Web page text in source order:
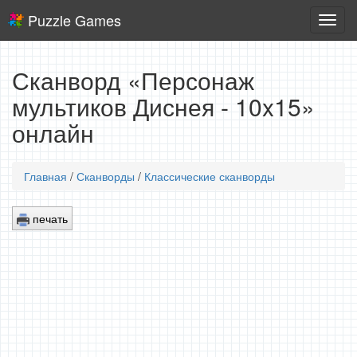
игры
Puzzle Games
Сканворд «Персонаж
мультиков Диснея - 10x15»
онлайн
Главная / Сканворды / Классические сканворды
печать